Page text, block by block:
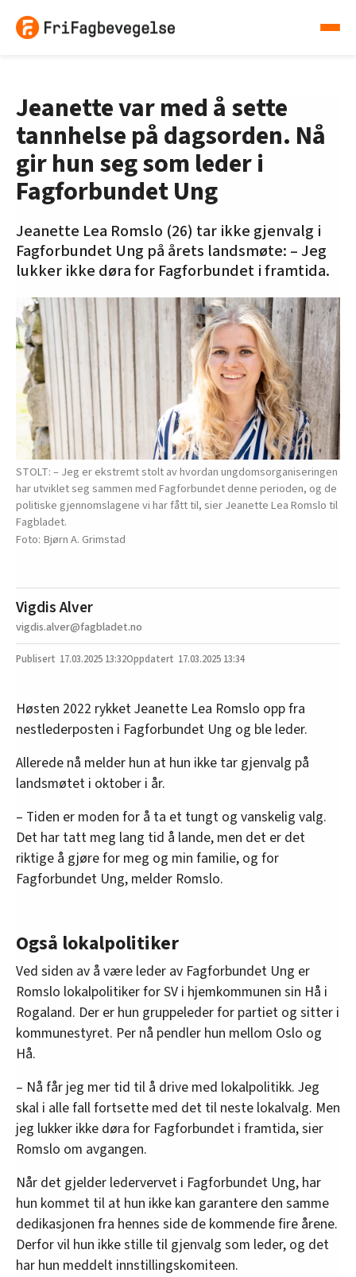
Jeanette var med å sette
tannhelse på dagsorden. Nå
gir hun seg som leder i
Fagforbundet Ung
Jeanette Lea Romslo (26) tar ikke gjenvalg i
Fagforbundet Ung på årets landsmøte: – Jeg
lukker ikke døra for Fagforbundet i framtida.
STOLT: – Jeg er ekstremt stolt av hvordan ungdomsorganiseringen
har utviklet seg sammen med Fagforbundet denne perioden, og de
politiske gjennomslagene vi har fått til, sier Jeanette Lea Romslo til
Fagbladet.
Bjørn A. Grimstad
Vigdis Alver
vigdis.alver@fagbladet.no
17.03.2025 13:32 17.03.2025 13:34
Høsten 2022 rykket Jeanette Lea Romslo opp fra
nestlederposten i Fagforbundet Ung og ble leder.
Allerede nå melder hun at hun ikke tar gjenvalg på
landsmøtet i oktober i år.
– Tiden er moden for å ta et tungt og vanskelig valg.
Det har tatt meg lang tid å lande, men det er det
riktige å gjøre for meg og min familie, og for
Fagforbundet Ung, melder Romslo.
Også lokalpolitiker
Ved siden av å være leder av Fagforbundet Ung er
Romslo lokalpolitiker for SV i hjemkommunen sin Hå i
Rogaland. Der er hun gruppeleder for partiet og sitter i
kommunestyret. Per nå pendler hun mellom Oslo og
Hå.
– Nå får jeg mer tid til å drive med lokalpolitikk. Jeg
skal i alle fall fortsette med det til neste lokalvalg. Men
jeg lukker ikke døra for Fagforbundet i framtida, sier
Romslo om avgangen.
Når det gjelder ledervervet i Fagforbundet Ung, har
hun kommet til at hun ikke kan garantere den samme
dedikasjonen fra hennes side de kommende fire årene.
Derfor vil hun ikke stille til gjenvalg som leder, og det
har hun meddelt innstillingskomiteen.